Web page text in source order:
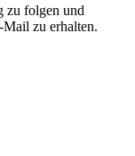
zu folgen und
zu erhalten.